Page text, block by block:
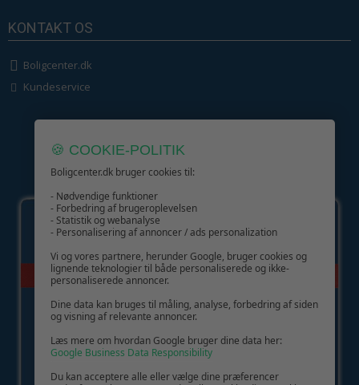
KONTAKT OS
Boligcenter.dk
Kundeservice
GIV GLÆDE MED ET GAVEKORT!
🍪 COOKIE-POLITIK
Boligcenter.dk bruger cookies til:
- Nødvendige funktioner
- Forbedring af brugeroplevelsen
- Statistik og webanalyse
- Personalisering af annoncer / ads personalization
Vi og vores partnere, herunder Google, bruger cookies og
lignende teknologier til både personaliserede og ikke-
personaliserede annoncer.
Dine data kan bruges til måling, analyse, forbedring af siden
og visning af relevante annoncer.
Læs mere om hvordan Google bruger dine data her:
Google Business Data Responsibility
Du kan acceptere alle eller vælge dine præferencer